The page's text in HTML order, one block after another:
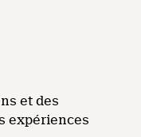
et des
expériences